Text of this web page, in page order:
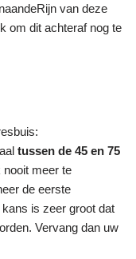
van deze
om dit achteraf nog te
tussen de 45 en 75
nooit meer te
de eerste
is zeer groot dat
Vervang dan uw